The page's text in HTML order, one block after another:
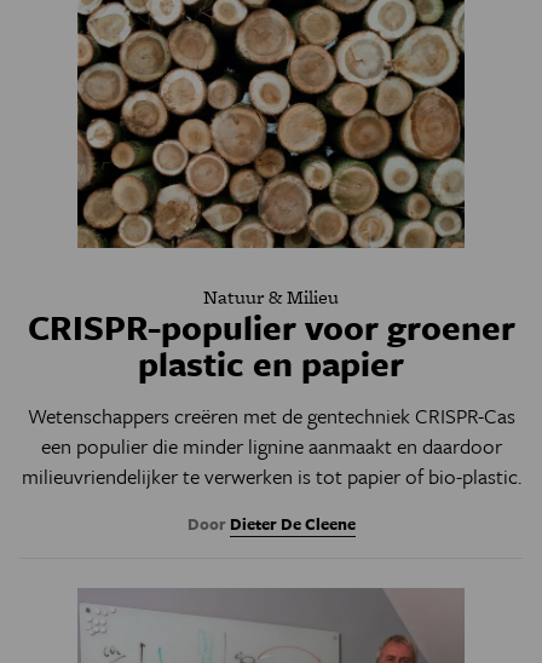
Natuur & Milieu
CRISPR-populier voor groener
plastic en papier
Wetenschappers creëren met de gentechniek CRISPR-Cas
een populier die minder lignine aanmaakt en daardoor
milieuvriendelijker te verwerken is tot papier of bio-plastic.
Door Dieter De Cleene